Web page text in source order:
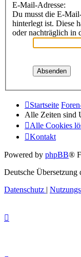
E-Mail-Adresse:
Du musst die E-
hinterlegt ist. Diese
oder nachträglich in
Startseite
Alle Zeiten sind
Alle Cookies
Kontakt
Powered by phpBB®
Deutsche Übersetzung
Datenschutz |